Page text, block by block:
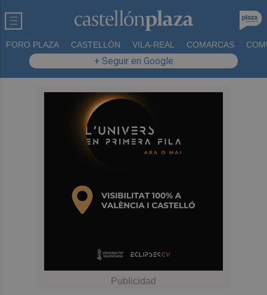
FORO PLAZA CASTELLÓN VILA-REAL COMARCAS
+ Seguir en Google